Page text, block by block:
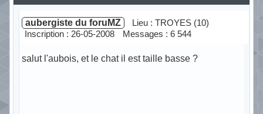
aubergiste du foruMZ
Lieu : TROYES (10)
Inscription : 26-05-2008
Messages : 6 544
salut l'aubois, et le chat il est taille basse ?